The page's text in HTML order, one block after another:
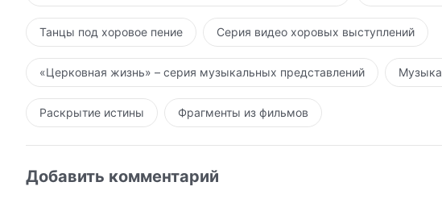
Танцы под хоровое пение Серия видео хоровых выступлений
«Церковная жизнь» – серия музыкальных представлений
Раскрытие истины Фрагменты из фильмов
Добавить комментарий